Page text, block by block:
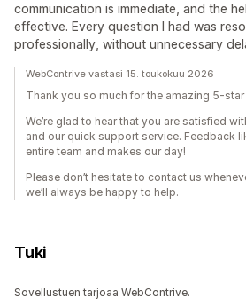
communication is immediate, and the
effective. Every question I had was
professionally, without unnecessary
WebContrive vastasi 15. toukokuu 2026
Thank you so much for the amazing 5-star
We’re glad to hear that you are satisfied
and our quick support service. Feedback
entire team and makes our day!
Please don’t hesitate to contact us
we’ll always be happy to help.
Tuki
Sovellustuen tarjoaa WebContrive.